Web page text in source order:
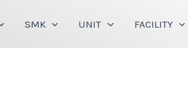
SMK UNIT FACILITY